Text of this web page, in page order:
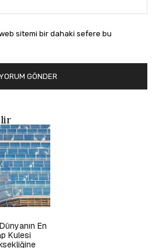
sitemi bir dahaki sefere bu
En
Kulesi